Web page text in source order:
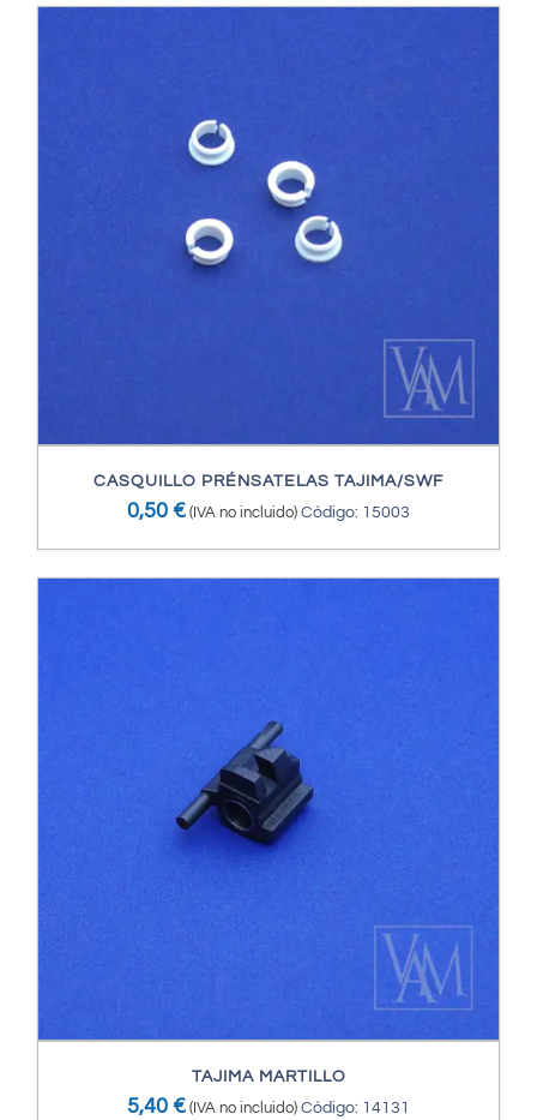
CASQUILLO PRÉNSATELAS TAJIMA/SWF
0,50 € (IVA no incluido) Código: 15003
TAJIMA MARTILLO
5,40 € (IVA no incluido) Código: 14131